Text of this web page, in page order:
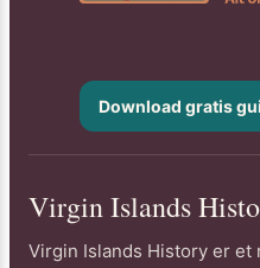
Download gratis
Virgin Islands
Virgin Islands History er